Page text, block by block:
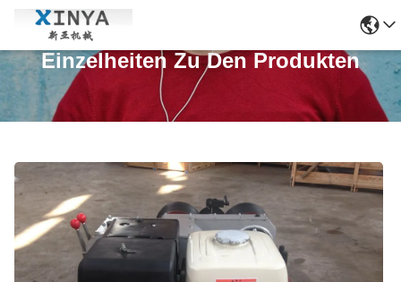
Einzelheiten Zu Den Produkten